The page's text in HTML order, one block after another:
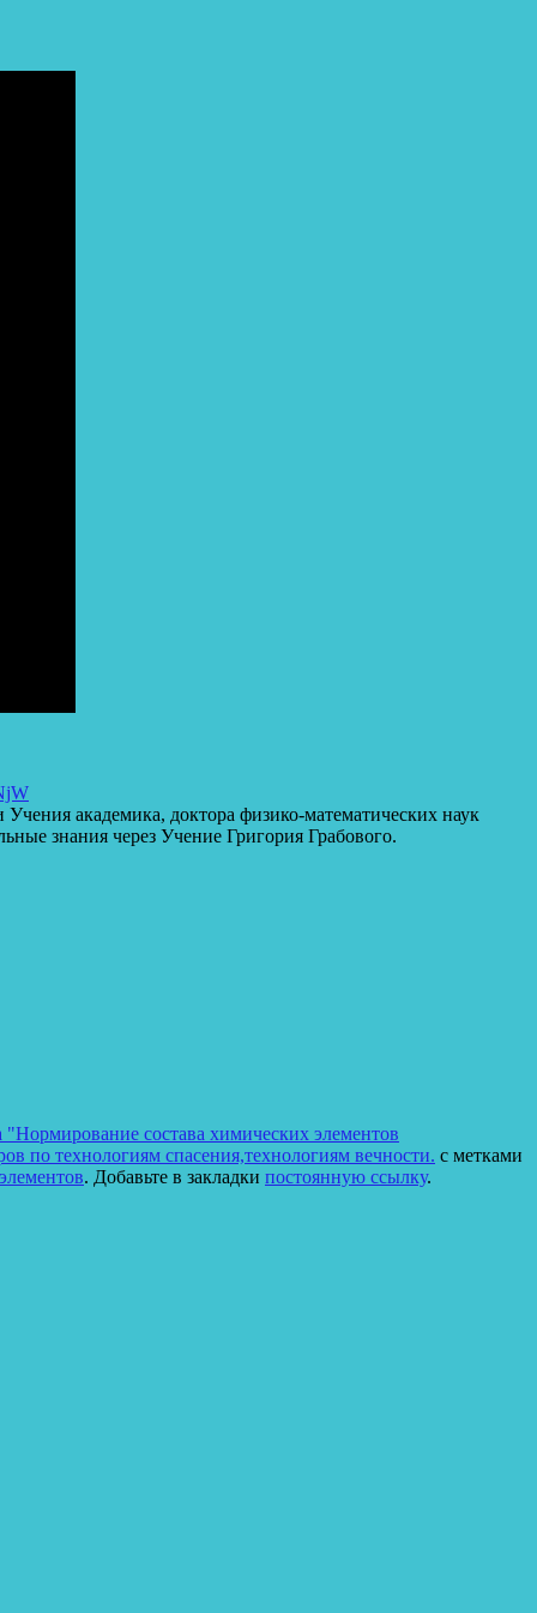
академика, доктора физико-математических наук
знания через Учение Григория Грабового.
"Нормирование состава химических элементов
по технологиям спасения,технологиям вечности. с метками
. Добавьте в закладки постоянную ссылку.